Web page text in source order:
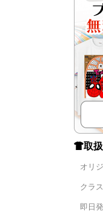
取
オリ
クラ
即日